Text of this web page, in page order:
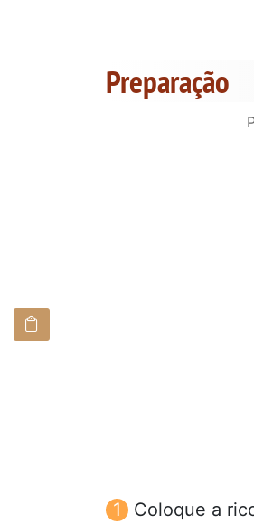
Preparação
Coloque a